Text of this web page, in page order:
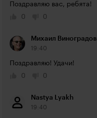
Поздравляю вас, ребята!
0
0
Михаил Виноградов
19:40
Поздравляю! Удачи!
0
0
Nastya Lyakh
19:40